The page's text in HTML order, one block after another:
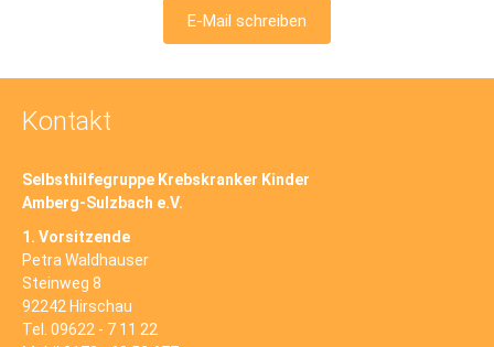
E-Mail schreiben
Kontakt
Selbsthilfegruppe Krebskranker Kinder
Amberg-Sulzbach e.V.
1. Vorsitzende
Petra Waldhauser
Steinweg 8
92242 Hirschau
Tel. 09622 - 7 11 22